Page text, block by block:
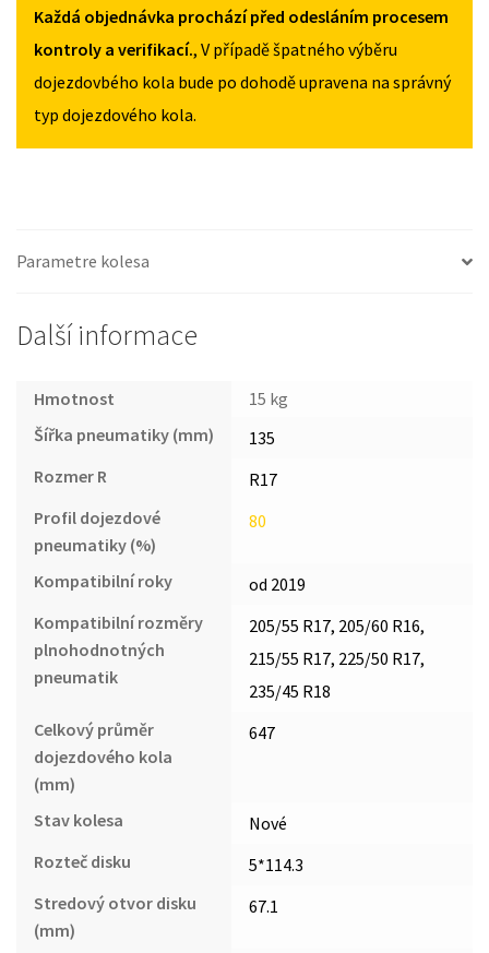
MNOŽSTVÍ
MNOŽSTVÍ
OD
2019
80R17
MNOŽSTVÍ
Každá objednávka prochází před odesláním procesem
kontroly a verifikací., V případě špatného výběru
dojezdovbého kola bude po dohodě upravena na správný
typ dojezdového kola.
Parametre kolesa
Další informace
Hmotnost
15 kg
Šířka pneumatiky (mm)
135
Rozmer R
R17
Profil dojezdové
pneumatiky (%)
80
Kompatibilní roky
od 2019
Kompatibilní rozměry
plnohodnotných
pneumatik
205/55 R17, 205/60 R16,
215/55 R17, 225/50 R17,
235/45 R18
Celkový průměr
dojezdového kola
(mm)
647
Stav kolesa
Nové
Rozteč disku
5*114.3
Stredový otvor disku
(mm)
67.1